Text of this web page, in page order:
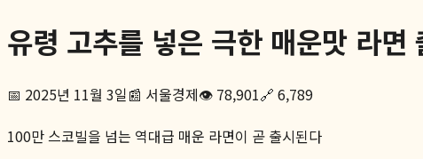
유령 고추를 넣은 극한 매운맛 라면
📅 2025년 11월 3일📰 서울경제👁️ 78,901🔗 6,789
100만 스코빌을 넘는 역대급 매운 라면이 곧 출시된다